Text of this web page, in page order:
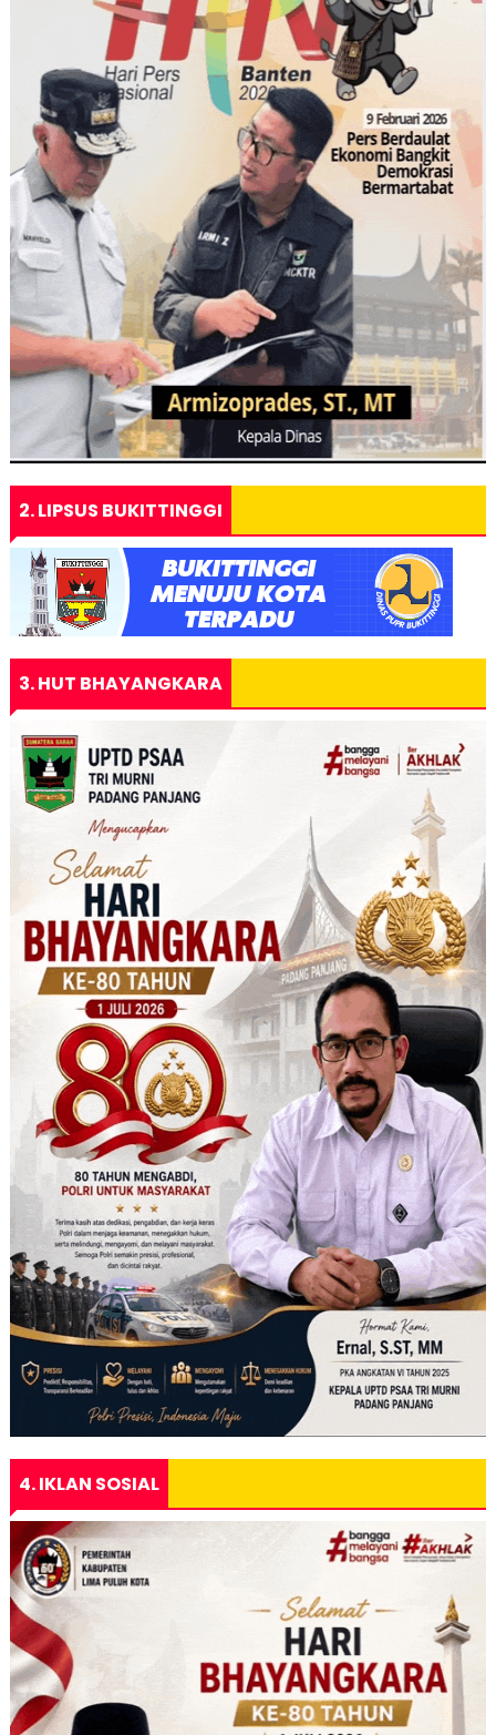
2. LIPSUS BUKITTINGGI
3. HUT BHAYANGKARA
4. IKLAN SOSIAL